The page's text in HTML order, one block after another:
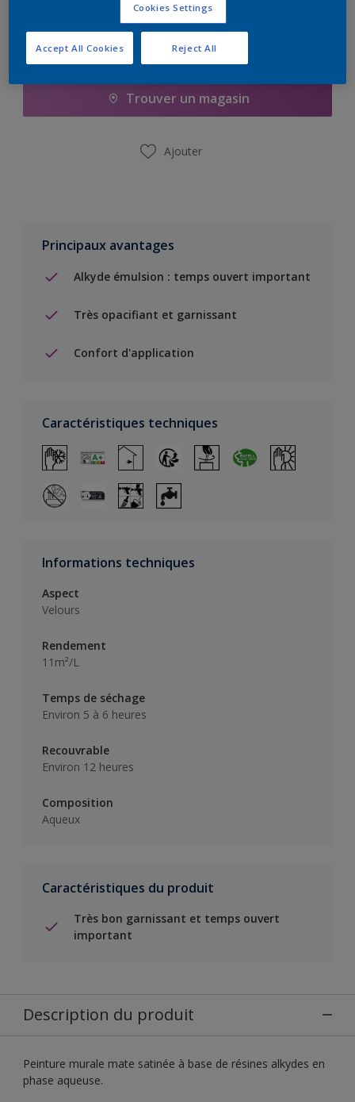
Achetez chez un revendeur
Ajouter à la liste d’achats
Trouver un magasin
Ajouter
Principaux avantages
Alkyde émulsion : temps ouvert important
Très opacifiant et garnissant
Confort d'application
Caractéristiques techniques
Informations techniques
Aspect
Velours
Rendement
11m²/L
Temps de séchage
Environ 5 à 6 heures
Recouvrable
Environ 12 heures
Composition
Aqueux
Caractéristiques du produit
Très bon garnissant et temps ouvert
important
Description du produit
Peinture murale mate satinée à base de résines alkydes en
phase aqueuse.
Cookies Settings
Reject All
Accept All Cookies